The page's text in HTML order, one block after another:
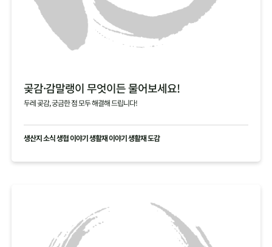
곶감·감말랭이 무엇이든 물어보세요!
두레 곶감, 궁금한 점 모두 해결해 드립니다!
생산지 소식 생협 이야기 생활재 이야기 생활재 도감